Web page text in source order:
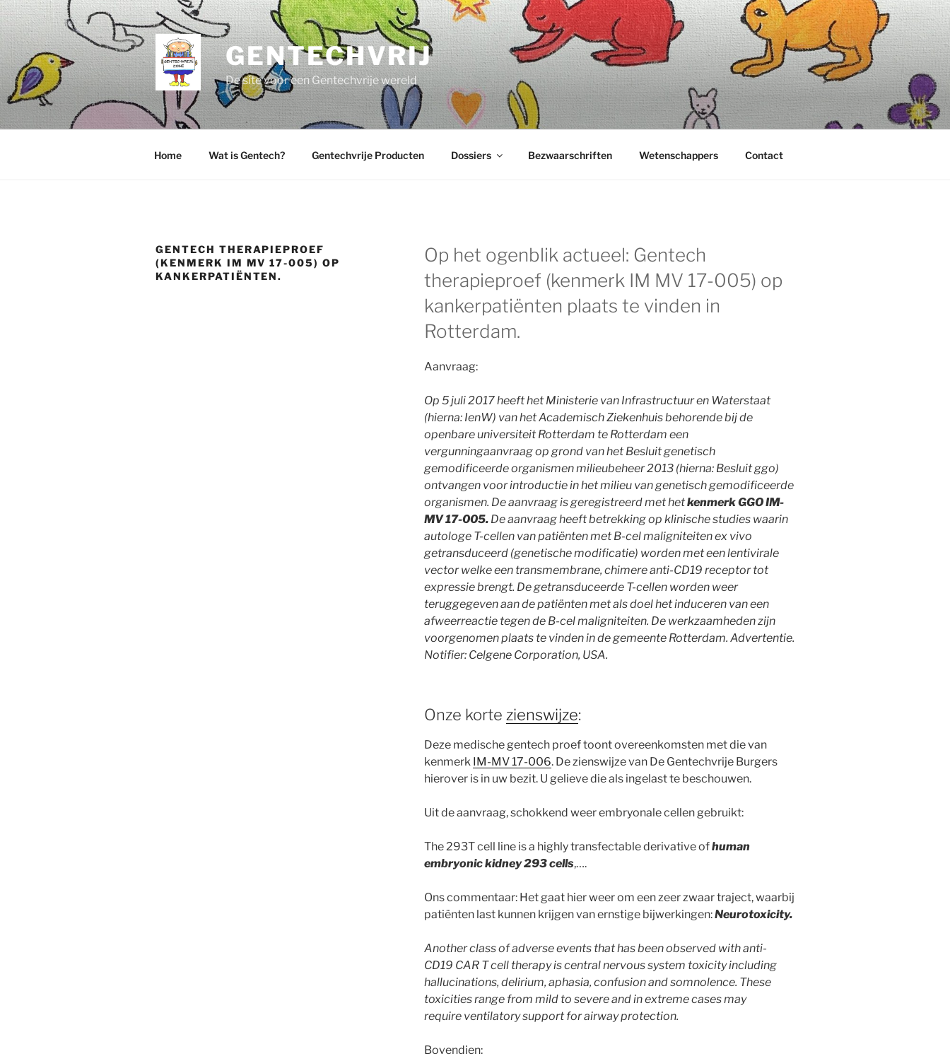
Ga
naar
de
inhoud
GENTECHVRIJ
De site voor een Gentechvrije wereld
Home Wat is Gentech? Gentechvrije Producten Dossiers Bezwaarschriften Wetenschappers Contact
GENTECH THERAPIEPROEF
(KENMERK IM MV 17-005) OP
KANKERPATIËNTEN.
Op het ogenblik actueel: Gentech
therapieproef (kenmerk IM MV 17-005) op
kankerpatiënten plaats te vinden in
Rotterdam.
Aanvraag:
Op 5 juli 2017 heeft het Ministerie van Infrastructuur en Waterstaat
(hierna: IenW) van het Academisch Ziekenhuis behorende bij de
openbare universiteit Rotterdam te Rotterdam een
vergunningaanvraag op grond van het Besluit genetisch
gemodificeerde organismen milieubeheer 2013 (hierna: Besluit ggo)
ontvangen voor introductie in het milieu van genetisch gemodificeerde
organismen. De aanvraag is geregistreerd met hetkenmerk GGO IM-
MV 17-005.De aanvraag heeft betrekking op klinische studies waarin
autologe T-cellen van patiënten met B-cel maligniteiten ex vivo
getransduceerd (genetische modificatie) worden met een lentivirale
vector welke een transmembrane, chimere anti-CD19 receptor tot
expressie brengt. De getransduceerde T-cellen worden weer
teruggegeven aan de patiënten met als doel het induceren van een
afweerreactie tegen de B-cel maligniteiten. De werkzaamheden zijn
voorgenomen plaats te vinden in de gemeente Rotterdam. Advertentie.
Notifier: Celgene Corporation, USA.
Onze korte zienswijze:
Deze medische gentech proef toont overeenkomsten met die van
kenmerk IM-MV 17-006. De zienswijze van De Gentechvrije Burgers
hierover is in uw bezit. U gelieve die als ingelast te beschouwen.
Uit de aanvraag, schokkend weer embryonale cellen gebruikt:
The 293T cell line is a highly transfectable derivative ofhuman
embryonic kidney 293 cells,….
Ons commentaar: Het gaat hier weer om een zeer zwaar traject, waarbij
patiënten last kunnen krijgen van ernstige bijwerkingen:Neurotoxicity.
Another class of adverse events that has been observed with anti-
CD19 CAR T cell therapy is central nervous system toxicity including
hallucinations, delirium, aphasia, confusion and somnolence. These
toxicities range from mild to severe and in extreme cases may
require ventilatory support for airway protection.
Bovendien: